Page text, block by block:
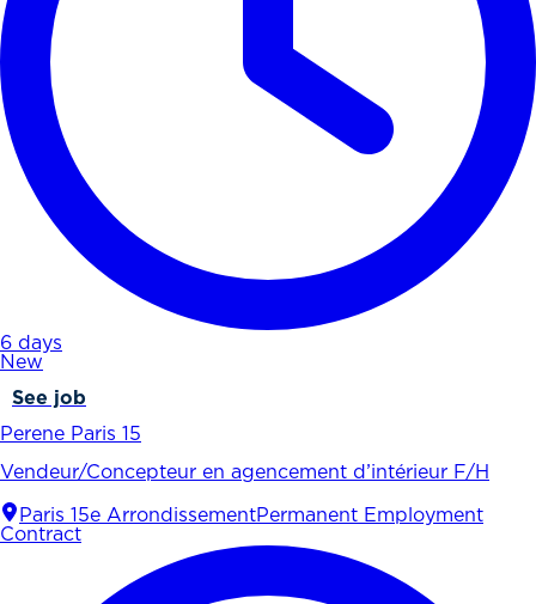
6 days
New
See job
Perene Paris 15
Vendeur/Concepteur en agencement d’intérieur F/H
Paris 15e ArrondissementPermanent Employment
Contract